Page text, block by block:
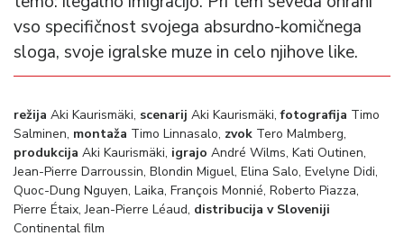
vso specifičnost svojega absurdno-komičnega
sloga, svoje igralske muze in celo njihove like.
režija Aki Kaurismäki, scenarij Aki Kaurismäki,fotografija Timo
Salminen, montaža Timo Linnasalo, zvok Tero Malmberg,
produkcija Aki Kaurismäki, igrajo André Wilms, Kati Outinen,
Jean-Pierre Darroussin, Blondin Miguel, Elina Salo, Evelyne Didi,
Quoc-Dung Nguyen, Laika, François Monnié, Roberto Piazza,
Pierre Étaix, Jean-Pierre Léaud, distribucija v Sloveniji
Continental film